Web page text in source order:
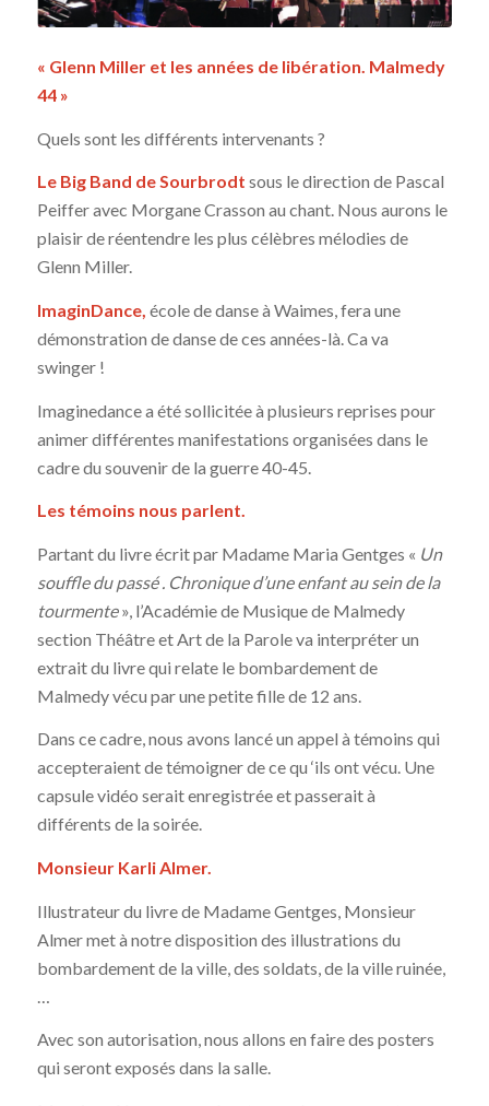
« Glenn Miller et les années de libération. Malmedy
44 »
Quels sont les différents intervenants ?
Le Big Band de Sourbrodt sous le direction de Pascal
Peiffer avec Morgane Crasson au chant. Nous aurons le
plaisir de réentendre les plus célèbres mélodies de
Glenn Miller.
ImaginDance, école de danse à Waimes, fera une
démonstration de danse de ces années-là. Ca va
swinger !
Imaginedance a été sollicitée à plusieurs reprises pour
animer différentes manifestations organisées dans le
cadre du souvenir de la guerre 40-45.
Les témoins nous parlent.
Partant du livre écrit par Madame Maria Gentges « Un
souffle du passé . Chronique d’une enfant au sein de la
tourmente», l’Académie de Musique de Malmedy
section Théâtre et Art de la Parole va interpréter un
extrait du livre qui relate le bombardement de
Malmedy vécu par une petite fille de 12 ans.
Dans ce cadre, nous avons lancé un appel à témoins qui
accepteraient de témoigner de ce qu ‘ils ont vécu. Une
capsule vidéo serait enregistrée et passerait à
différents de la soirée.
Monsieur Karli Almer.
Illustrateur du livre de Madame Gentges, Monsieur
Almer met à notre disposition des illustrations du
bombardement de la ville, des soldats, de la ville ruinée,
Avec son autorisation, nous allons en faire des posters
qui seront exposés dans la salle.